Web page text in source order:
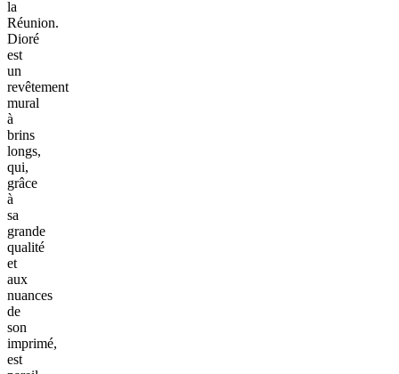
la
Réunion.
Dioré
est
un
revêtement
mural
à
brins
longs,
qui,
grâce
à
sa
grande
qualité
et
aux
nuances
de
son
imprimé,
est